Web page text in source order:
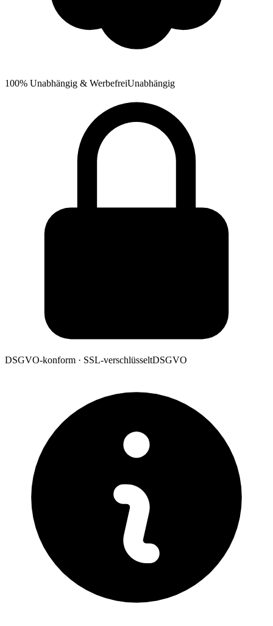
100% Unabhängig & WerbefreiUnabhängig
DSGVO-konform · SSL-verschlüsseltDSGVO